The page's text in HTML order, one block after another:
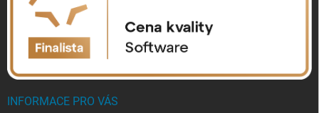
INFORMACE PRO VÁS